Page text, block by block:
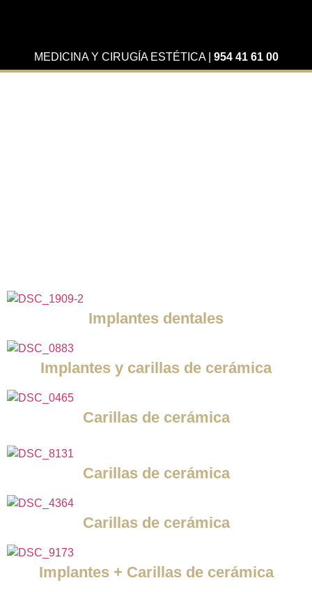
MEDICINA Y CIRUGÍA ESTÉTICA| 954 41 61 00
Implantes dentales
Implantes y carillas de cerámica
Carillas de cerámica
Carillas de cerámica
Carillas de cerámica
Implantes + Carillas de cerámica